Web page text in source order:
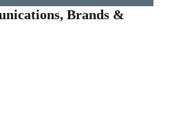
Brands &